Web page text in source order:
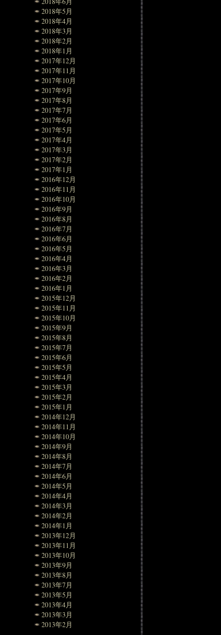
2018年5月
2018年4月
2018年3月
2018年2月
2018年1月
2017年12月
2017年11月
2017年10月
2017年9月
2017年8月
2017年7月
2017年6月
2017年5月
2017年4月
2017年3月
2017年2月
2017年1月
2016年12月
2016年11月
2016年10月
2016年9月
2016年8月
2016年7月
2016年6月
2016年5月
2016年4月
2016年3月
2016年2月
2016年1月
2015年12月
2015年11月
2015年10月
2015年9月
2015年8月
2015年7月
2015年6月
2015年5月
2015年4月
2015年3月
2015年2月
2015年1月
2014年12月
2014年11月
2014年10月
2014年9月
2014年8月
2014年7月
2014年6月
2014年5月
2014年4月
2014年3月
2014年2月
2014年1月
2013年12月
2013年11月
2013年10月
2013年9月
2013年8月
2013年7月
2013年5月
2013年4月
2013年3月
2013年2月